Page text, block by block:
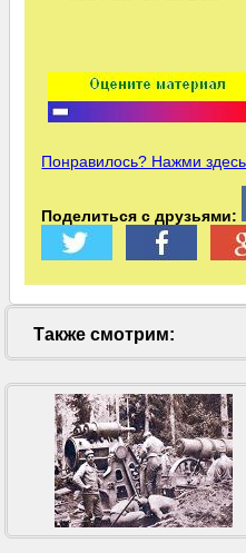
Понравилось? Нажми
Поделиться с друзьями:
Также смотрим: